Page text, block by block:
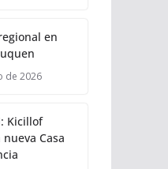
en
de 2026
Kicillof
Casa